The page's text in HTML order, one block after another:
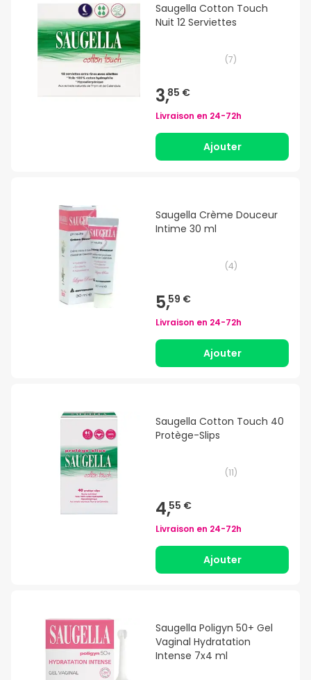
Saugella Cotton Touch
Nuit 12 Serviettes
(7)
3,85 €
Livraison en 24-72h
Ajouter
Saugella Crème Douceur
Intime 30 ml
(4)
5,59 €
Livraison en 24-72h
Ajouter
Saugella Cotton Touch 40
Protège-Slips
(11)
4,55 €
Livraison en 24-72h
Ajouter
Saugella Poligyn 50+ Gel
Vaginal Hydratation
Intense 7x4 ml